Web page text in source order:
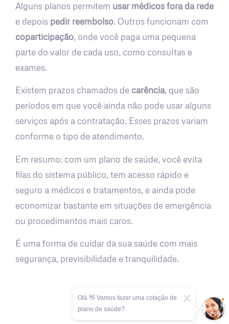
Alguns planos permitem usar médicos fora da rede
e depois pedir reembolso. Outros funcionam com
coparticipação, onde você paga uma pequena
parte do valor de cada uso, como consultas e
exames.
Existem prazos chamados de carência, que são
períodos em que você ainda não pode usar alguns
serviços após a contratação. Esses prazos variam
conforme o tipo de atendimento.
Em resumo: com um plano de saúde, você evita
filas do sistema público, tem acesso rápido e
seguro a médicos e tratamentos, e ainda pode
economizar bastante em situações de emergência
ou procedimentos mais caros.
É uma forma de cuidar da sua saúde com mais
segurança, previsibilidade e tranquilidade.
Olá 👋 Vamos fazer uma cotação de
plano de saúde?